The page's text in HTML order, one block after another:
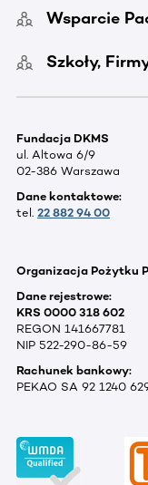
Wsparcie
Szkoły,
Fundacja DKMS
ul. Altowa 6/9
02-386 Warszawa
Dane kontaktowe:
tel. 22 882 94 00
Organizacja Pożytku
Dane rejestrowe:
KRS 0000 318 602
REGON 141667781
NIP 522-290-86-59
Rachunek bankowy:
PEKAO SA 92 1240